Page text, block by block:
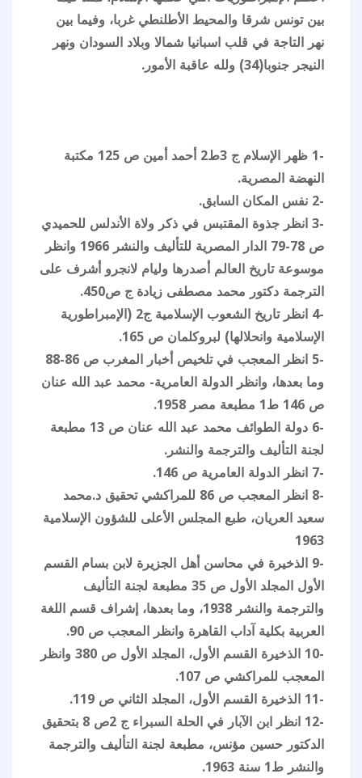
بين تونس شرقا والمحيط الأطلنطي غربا، وفيما بين
نهر التاجة في قلب اسبانيا شمالا وبلاد السودان ونهر
النيجر جنوبا(34) ولله عاقبة الأمور.
-1 ظهر الإسلام ج 3ط2 أحمد أمين ص 125 مكتبة
النهضة المصرية.
-2 نفس المكان السابق.
-3 انظر جذوة المقتبس في ذكر ولاة الأندلس للحميدي
ص 78-79 الدار المصرية للتأليف والنشر 1966 وانظر
موسوعة تاريخ العالم أصدرها وليام لانجرو أشرف على
الترجمة دكتور محمد مصطفى زيادة ج ص450.
-4 انظر تاريخ الشعوب الإسلامية ج2 (الإمبراطورية
الإسلامية وانحلالها) لبروكلمان ص 165.
-5 انظر المعجب في تلخيص أخبار المغرب ص 86-88
وما بعدها، وانظر الدولة العامرية- محمد عبد الله عنان
ص 146 ط1 مطبعة مصر 1958.
-6 دولة الطوائف محمد عبد الله عنان ص 13 مطبعة
لجنة التأليف والترجمة والنشر.
-7 انظر الدولة العامرية ص 146.
-8 انظر المعجب ص 86 للمراكشي تحقيق د.محمد
سعيد العريان، طبع المجلس الأعلى للشؤون الإسلامية
1963
-9 الذخيرة في محاسن أهل الجزيرة لابن بسام القسم
الأول المجلد الأول ص 35 مطبعة لجنة التأليف
والترجمة والنشر 1938، وما بعدها، إشراف قسم اللغة
العربية بكلية آداب القاهرة وانظر المعجب ص 90.
-10 الذخيرة القسم الأول، المجلد الأول ص 380 وانظر
المعجب للمراكشي ص 107.
-11 الذخيرة القسم الأول، المجلد الثاني ص 119.
-12 انظر ابن الآبار في الحلة السبراء ج 2ص 8 بتحقيق
الدكتور حسين مؤنس، مطبعة لجنة التأليف والترجمة
والنشر ط1 سنة 1963.